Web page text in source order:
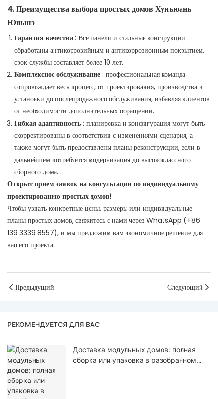
4. Преимущества выбора простых домов Хунъюань
Юньшэ
Гарантия качества : Все панели и стальные конструкции
обработаны антикоррозийным и антикоррозионным покрытием,
срок службы составляет более 10 лет.
Комплексное обслуживание : профессиональная команда
сопровождает весь процесс, от проектирования, производства и
установки до послепродажного обслуживания, избавляя клиентов
от необходимости дополнительных обращений.
Гибкая адаптивность : планировка и конфигурация могут быть
скорректированы в соответствии с изменениями сценария, а
также могут быть предоставлены планы реконструкции, если в
дальнейшем потребуется модернизация до высококлассного
сборного дома.
Открыт прием заявок на консультации по индивидуальному
проектированию простых домов!
Чтобы узнать конкретные цены, размеры или индивидуальные
планы простых домов, свяжитесь с нами через WhatsApp (+86
139 3339 8557), и мы предложим вам экономичное решение для
вашего проекта.
Предыдущий Следующий
РЕКОМЕНДУЕТСЯ ДЛЯ ВАС
Доставка модульных домов: полная
сборка или упаковка в разобранном